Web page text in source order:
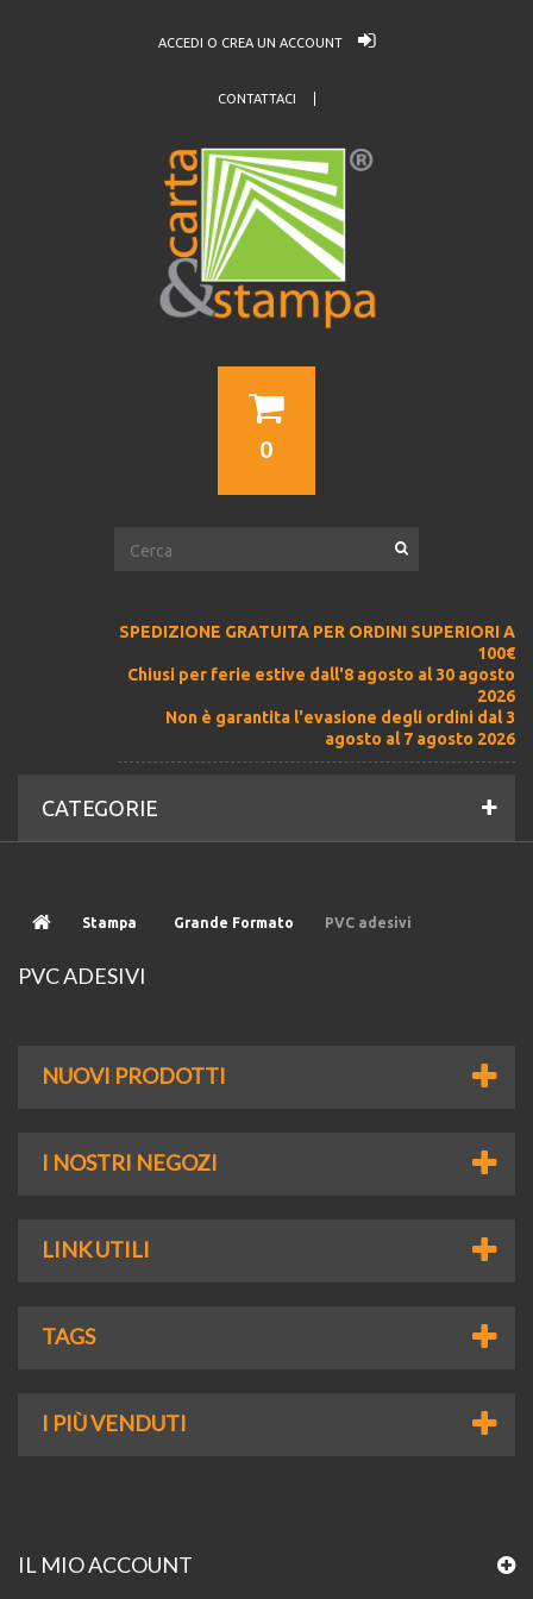
ACCEDI O CREA UN ACCOUNT
CONTATTACI
0
SPEDIZIONE GRATUITA PER ORDINI SUPERIORI A
100€
Chiusi per ferie estive dall'8 agosto al 30 agosto
2026
Non è garantita l'evasione degli ordini dal 3
agosto al 7 agosto 2026
CATEGORIE
Stampa Grande Formato PVC adesivi
PVC ADESIVI
NUOVI PRODOTTI
I NOSTRI NEGOZI
LINK UTILI
TAGS
I PIÙ VENDUTI
IL MIO ACCOUNT